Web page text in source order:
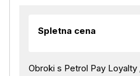
Spletna cena
Obroki s Petrol Pay Loyalty